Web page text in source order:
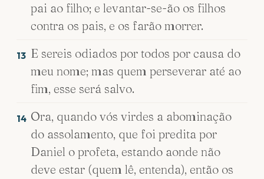
pai ao filho; e levantar-se-ão os filhos
contra os pais, e os farão morrer.
13 E sereis odiados por todos por causa do
meu nome; mas quem perseverar até ao
fim, esse será salvo.
14 Ora, quando vós virdes a abominação
do assolamento, que foi predita por
Daniel o profeta, estando aonde não
deve estar (quem lê, entenda), então os